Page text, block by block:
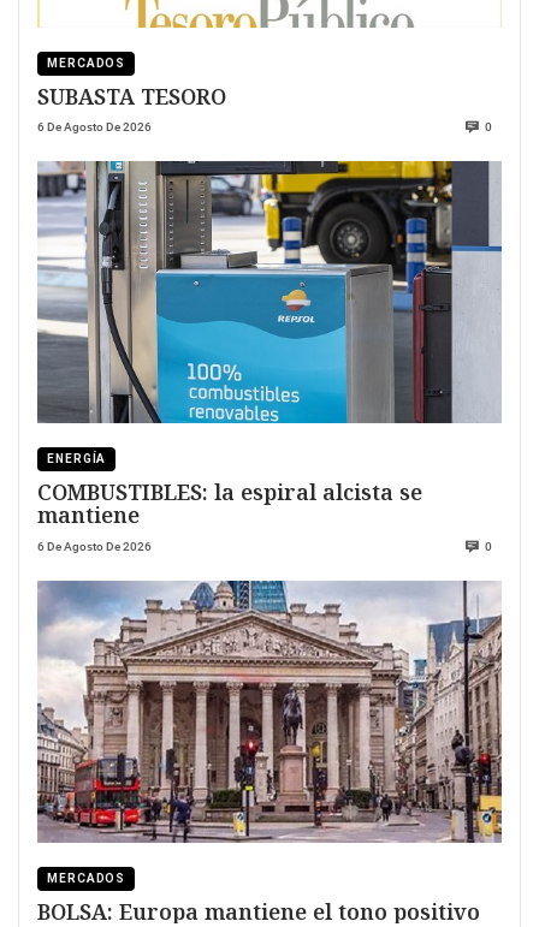
MERCADOS
SUBASTA TESORO
6 De Agosto De 2026 0
ENERGÍA
COMBUSTIBLES: la espiral alcista se
mantiene
6 De Agosto De 2026 0
MERCADOS
BOLSA: Europa mantiene el tono positivo